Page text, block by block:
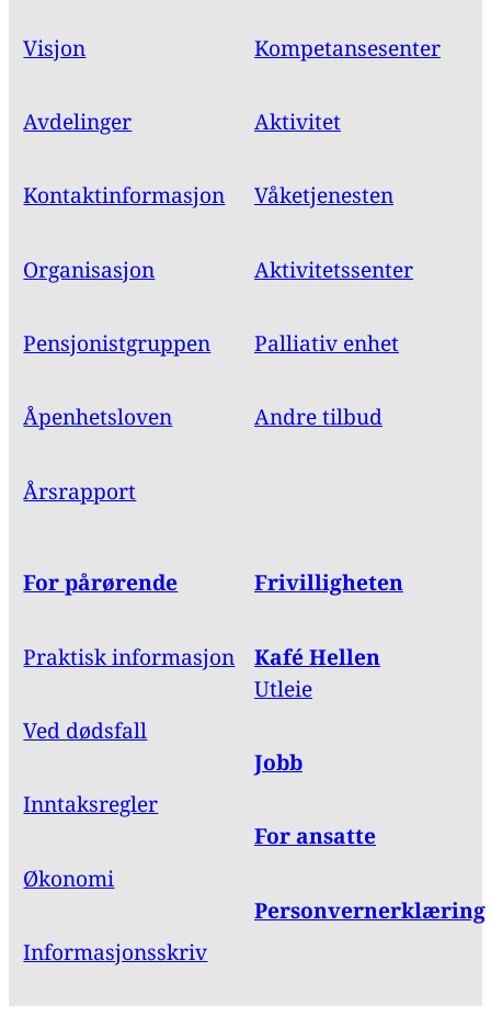
Visjon
Avdelinger
Kontaktinformasjon
Organisasjon
Pensjonistgruppen
Åpenhetsloven
Årsrapport
Kompetansesenter
Aktivitet
Våketjenesten
Aktivitetssenter
Palliativ enhet
Andre tilbud
For pårørende
Praktisk informasjon
Ved dødsfall
Inntaksregler
Økonomi
Informasjonsskriv
Frivilligheten
Kafé Hellen
Utleie
Jobb
For ansatte
Personvernerklæring